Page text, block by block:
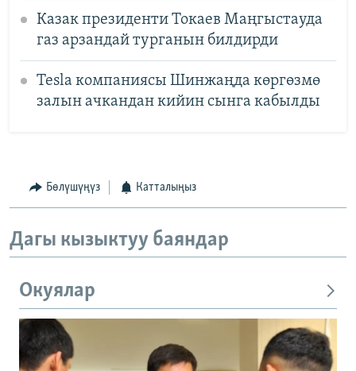
Казак президенти Токаев Маңгыстауда
газ арзандай турганын билдирди
Tesla компаниясы Шинжаңда көргөзмө
залын ачкандан кийин сынга кабылды
Бөлүшүңүз Катталыңыз
Дагы кызыктуу баяндар
Окуялар